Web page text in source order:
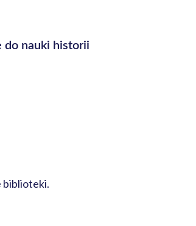
do nauki historii
biblioteki.